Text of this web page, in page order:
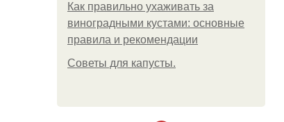
Как правильно ухаживать за
виноградными кустами: основные
правила и рекомендации
Советы для капусты.